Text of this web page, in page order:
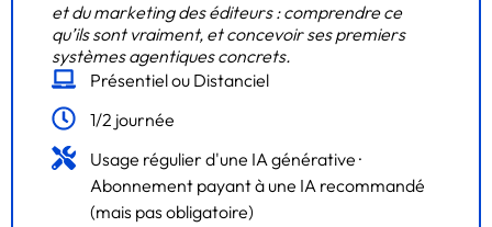
et du marketing des éditeurs : comprendre ce
qu’ils sont vraiment, et concevoir ses premiers
systèmes agentiques concrets.
Présentiel ou Distanciel
1/2 journée
Usage régulier d'une IA générative ·
Abonnement payant à une IA recommandé
(mais pas obligatoire)